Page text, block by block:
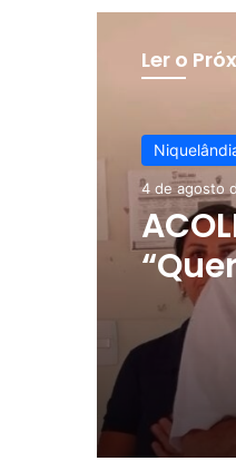
Ler o
4 de agosto
do